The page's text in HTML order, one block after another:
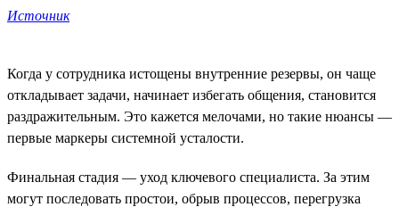
Источник
Когда у сотрудника истощены внутренние резервы, он чаще
откладывает задачи, начинает избегать общения, становится
раздражительным. Это кажется мелочами, но такие нюансы —
первые маркеры системной усталости.
Финальная стадия — уход ключевого специалиста. За этим
могут последовать простои, обрыв процессов, перегрузка